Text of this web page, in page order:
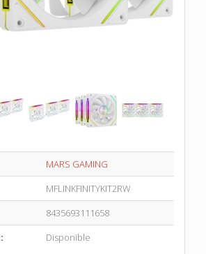
MARS GAMING
MFLINKFINITYKIT2RW
8435693111658
Disponible